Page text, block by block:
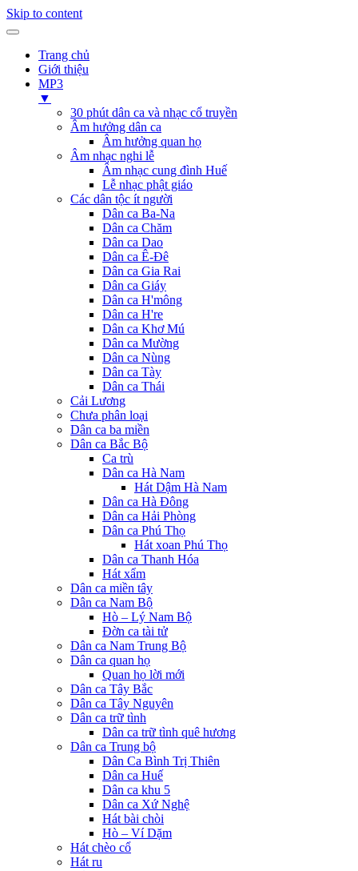
Skip to content
Trang chủ
Giới thiệu
MP3
▼
30 phút dân ca và nhạc cổ truyền
Âm hưởng dân ca
Âm hưởng quan họ
Âm nhạc nghi lễ
Âm nhạc cung đình Huế
Lễ nhạc phật giáo
Các dân tộc ít người
Dân ca Ba-Na
Dân ca Chăm
Dân ca Dao
Dân ca Ê-Đê
Dân ca Gia Rai
Dân ca Giáy
Dân ca H'mông
Dân ca H're
Dân ca Khơ Mú
Dân ca Mường
Dân ca Nùng
Dân ca Tày
Dân ca Thái
Cải Lương
Chưa phân loại
Dân ca ba miền
Dân ca Bắc Bộ
Ca trù
Dân ca Hà Nam
Hát Dậm Hà Nam
Dân ca Hà Đông
Dân ca Hải Phòng
Dân ca Phú Thọ
Hát xoan Phú Thọ
Dân ca Thanh Hóa
Hát xẩm
Dân ca miền tây
Dân ca Nam Bộ
Hò – Lý Nam Bộ
Đờn ca tài tử
Dân ca Nam Trung Bộ
Dân ca quan họ
Quan họ lời mới
Dân ca Tây Bắc
Dân ca Tây Nguyên
Dân ca trữ tình
Dân ca trữ tình quê hương
Dân ca Trung bộ
Dân Ca Bình Trị Thiên
Dân ca Huế
Dân ca khu 5
Dân ca Xứ Nghệ
Hát bài chòi
Hò – Ví Dặm
Hát chèo cổ
Hát ru